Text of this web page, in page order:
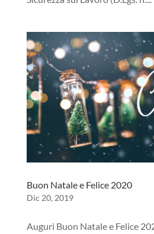
Buon Natale e Felice 2020
Dic 20, 2019
Auguri Buon Natale e Felice